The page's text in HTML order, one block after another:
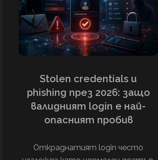
Stolen credentials и
phishing през 2026: защо
валидният login е най-
опасният пробив
Откраднатият login често